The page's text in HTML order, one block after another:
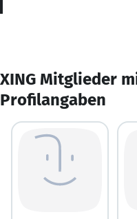
XING Mitglieder
Profilangaben